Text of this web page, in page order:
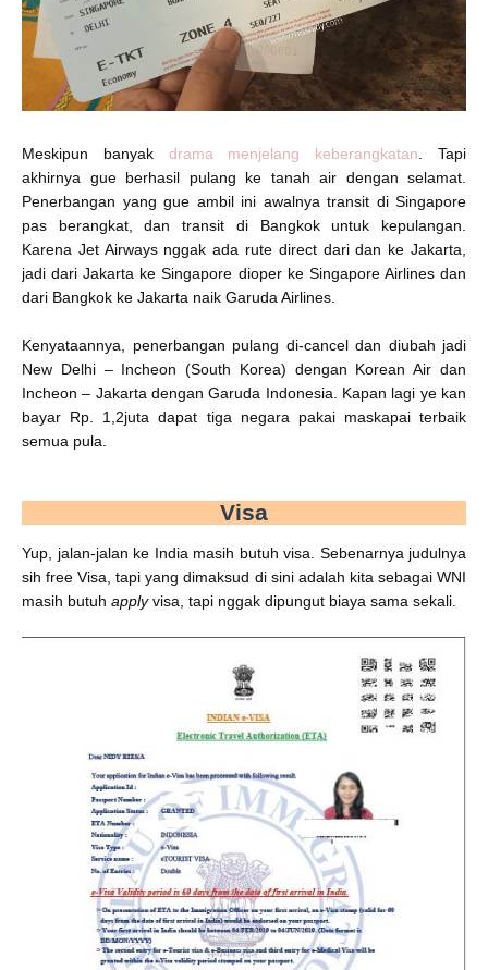
Meskipun banyak drama menjelang keberangkatan. Tapi
akhirnya gue berhasil pulang ke tanah air dengan selamat.
Penerbangan yang gue ambil ini awalnya transit di Singapore
pas berangkat, dan transit di Bangkok untuk kepulangan.
Karena Jet Airways nggak ada rute direct dari dan ke Jakarta,
jadi dari Jakarta ke Singapore dioper ke Singapore Airlines dan
dari Bangkok ke Jakarta naik Garuda Airlines.
Kenyataannya, penerbangan pulang di-cancel dan diubah jadi
New Delhi – Incheon (South Korea) dengan Korean Air dan
Incheon – Jakarta dengan Garuda Indonesia. Kapan lagi ye kan
bayar Rp. 1,2juta dapat tiga negara pakai maskapai terbaik
semua pula.
Visa
Yup, jalan-jalan ke India masih butuh visa. Sebenarnya judulnya
sih free Visa, tapi yang dimaksud di sini adalah kita sebagai WNI
masih butuh applyvisa, tapi nggak dipungut biaya sama sekali.